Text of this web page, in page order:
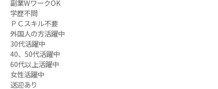
副業WワークOK
学歴不問
ＰＣスキル不要
外国人の方活躍中
30代活躍中
40、50代活躍中
60代以上活躍中
女性活躍中
送迎あり